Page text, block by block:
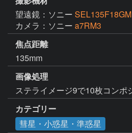
望遠鏡：ソニー SEL135F18GM
カメラ：ソニー a7RM3
焦点距離
135mm
画像処理
カテゴリー
彗星・小惑星・準惑星